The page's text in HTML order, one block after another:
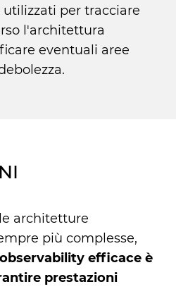
per tracciare
l'architettura
eventuali aree
architetture
più complesse,
efficace è
prestazioni